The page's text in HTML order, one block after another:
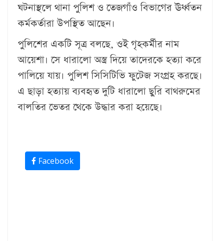
ঘটনাস্থলে থানা পুলিশ ও তেজগাঁও বিভাগের ঊর্ধ্বতন
কর্মকর্তারা উপস্থিত আছেন।
পুলিশের একটি সূত্র বলছে, ওই গৃহকর্মীর নাম
আয়েশা। সে ধারালো অস্ত্র দিয়ে তাদেরকে হত্যা করে
পালিয়ে যায়। পুলিশ সিসিটিভি ফুটেজ সংগ্রহ করছে।
এ ছাড়া হত্যায় ব্যবহৃত দুটি ধারালো ছুরি বাথরুমের
বালতির ভেতর থেকে উদ্ধার করা হয়েছে।
Facebook